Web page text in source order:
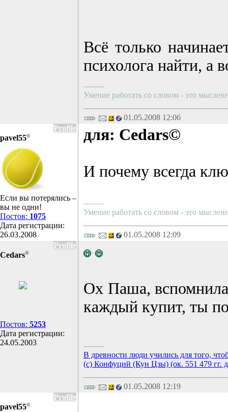
Всё только
психолога найти, а
--------
Умение работать со словом - это
01.05.2008 12:06
Profile
pavel55©
Если вы потерялись –
вы не одни!
Постов: 1075
Дата регистрации:
26.03.2008
для: Cedars©
И почему всегда
--------
Умение работать со словом - это
01.05.2008 12:09
Profile
Cedars©
Постов: 5253
Дата регистрации:
24.05.2003
Ох Паша,
каждый купит, ты
--------
В древности люди учились для того,
(с) Конфуций (Кун Цзы) (ок. 551 479 гг.
01.05.2008 12:19
Profile
pavel55©